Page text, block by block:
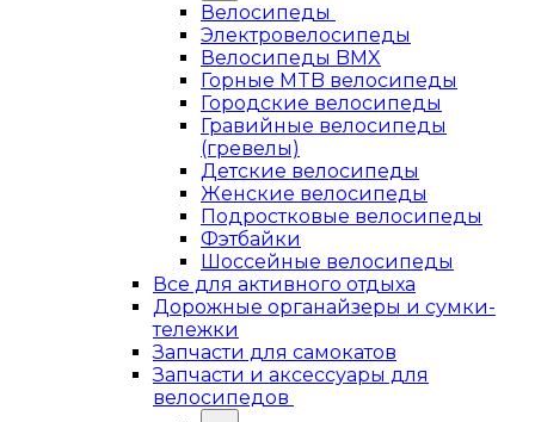
Велосипеды
Электровелосипеды
Велосипеды BMX
Горные MTB велосипеды
Городские велосипеды
Гравийные велосипеды
(гревелы)
Детские велосипеды
Женские велосипеды
Подростковые велосипеды
Фэтбайки
Шоссейные велосипеды
Все для активного отдыха
Дорожные органайзеры и сумки-
тележки
Запчасти для самокатов
Запчасти и аксессуары для
велосипедов